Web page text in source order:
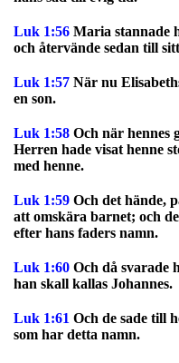
Luk 1:56 Maria stannade
och återvände sedan till
Luk 1:57 När nu
en son.
Luk 1:58 Och när hennes
Herren hade visat henne
med henne.
Luk 1:59 Och det hände,
att omskära barnet; och
efter hans faders namn.
Luk 1:60 Och då svarade
han skall kallas Johannes.
Luk 1:61 Och de sade till
som har detta namn.